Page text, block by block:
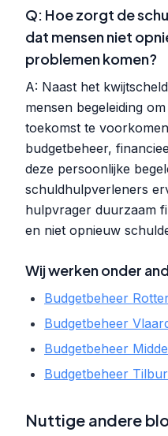
Q: Hoe zorgt de
dat mensen niet
problemen komen?
A: Naast het
mensen begeleiding
toekomst te
budgetbeheer,
deze persoonlijke
schuldhulpverleners
hulpvrager duurzaam
en niet opnieuw
Wij werken onder
Budgetbeheer
Budgetbeheer
Budgetbeheer
Budgetbeheer
Nuttige andere